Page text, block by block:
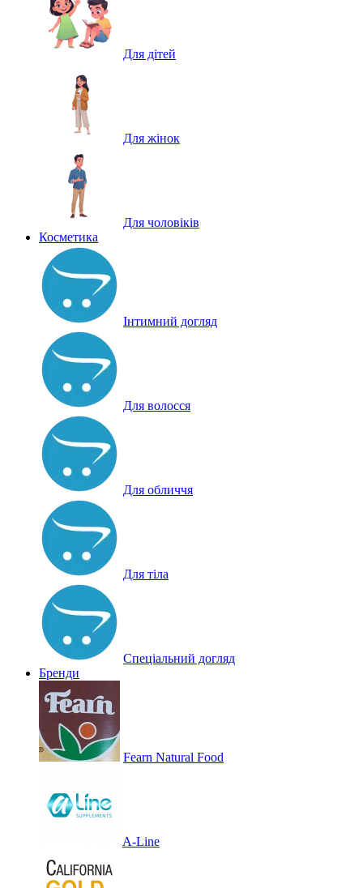
Для дітей
Для жінок
Для чоловіків
Косметика
Інтимний догляд
Для волосся
Для обличчя
Для тіла
Спеціальний догляд
Бренди
Fearn Natural Food
A-Line